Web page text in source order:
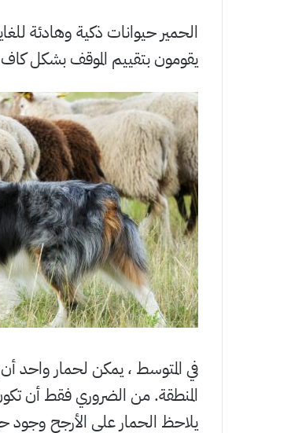
الحمير حيوانات ذكية وهادئة
يقومون بتقييم الموقف بشكل
المنطقة. من الضروري فقط أن
يلاحظ الحمار على الأرجح